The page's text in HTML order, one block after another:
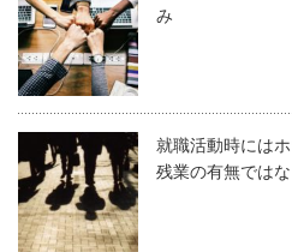
み
就職活動時には
残業の有無では